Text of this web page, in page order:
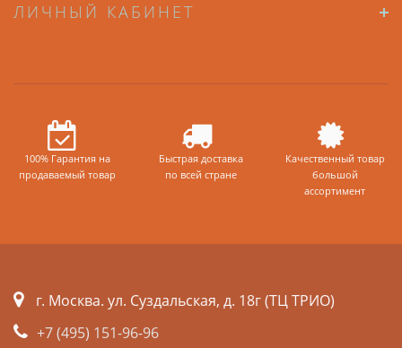
ЛИЧНЫЙ КАБИНЕТ
100% Гарантия на
продаваемый товар
Быстрая доставка
по всей стране
Качественный товар
большой
ассортимент
г. Москва. ул. Суздальская, д. 18г (ТЦ ТРИО)
+7 (495) 151-96-96